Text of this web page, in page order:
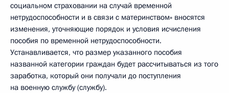
социальном страховании на случай временной
нетрудоспособности и в связи с материнством» вносятся
изменения, уточняющие порядок и условия исчисления
пособия по временной нетрудоспособности.
Устанавливается, что размер указанного пособия
названной категории граждан будет рассчитываться из того
заработка, который они получали до поступления
на военную службу (службу).